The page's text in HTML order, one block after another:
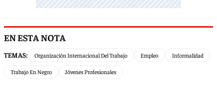
EN ESTA NOTA
TEMAS: Organización Internacional Del Trabajo Empleo Informalidad
Trabajo En Negro Jóvenes Profesionales